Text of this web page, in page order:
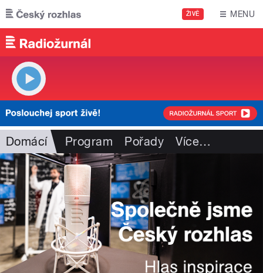
Přejít k hlavnímu obsahu
ŽIVĚ MENU
Domácí Program Pořady Více…